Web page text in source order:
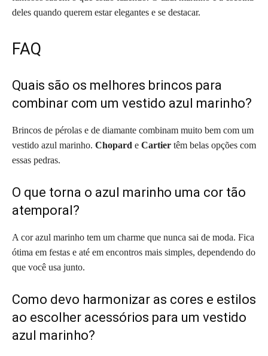
deles quando querem estar elegantes e se destacar.
FAQ
Quais são os melhores brincos para
combinar com um vestido azul marinho?
Brincos de pérolas e de diamante combinam muito bem com um
vestido azul marinho. Chopard e Cartier têm belas opções com
essas pedras.
O que torna o azul marinho uma cor tão
atemporal?
A cor azul marinho tem um charme que nunca sai de moda. Fica
ótima em festas e até em encontros mais simples, dependendo do
que você usa junto.
Como devo harmonizar as cores e estilos
ao escolher acessórios para um vestido
azul marinho?